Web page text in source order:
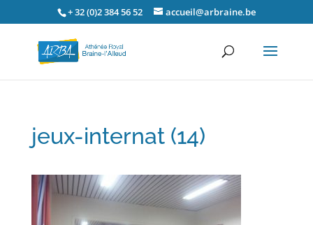
+ 32 (0)2 384 56 52 accueil@arbraine.be
jeux-internat (14)